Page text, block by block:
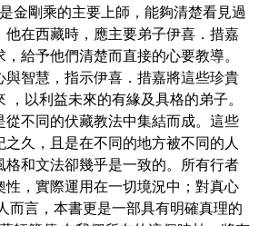
金剛乘的主要上師，能夠清楚看見過
他在西藏時，應主要弟子伊喜．措嘉
給予他們清楚而直接的心要教導。
與智慧，指示伊喜．措嘉將這些珍貴
，以利益未來的有緣及具格的弟子。
從不同的伏藏教法中集結而成。這些
久，且是在不同的地方被不同的人
格和文法卻幾乎是一致的。所有行者
性，實際運用在一切境況中；對真心
而言，本書更是一部具有明確真理的